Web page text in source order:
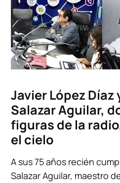
Javier López Díaz
Salazar Aguilar,
figuras de la
el cielo
A sus 75 años recién
Salazar Aguilar, maestro